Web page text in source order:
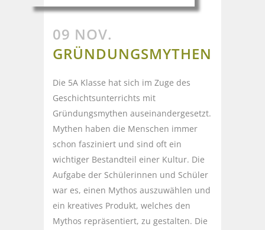
09 NOV.
GRÜNDUNGSMYTHEN
Die 5A Klasse hat sich im Zuge des
Geschichtsunterrichts mit
Gründungsmythen auseinandergesetzt.
Mythen haben die Menschen immer
schon fasziniert und sind oft ein
wichtiger Bestandteil einer Kultur. Die
Aufgabe der Schülerinnen und Schüler
war es, einen Mythos auszuwählen und
ein kreatives Produkt, welches den
Mythos repräsentiert, zu gestalten. Die